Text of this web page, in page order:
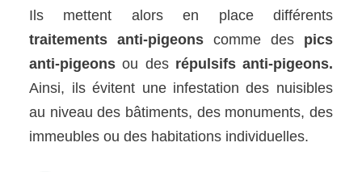
Ils mettent alors en place différents
traitements anti-pigeons comme des pics
anti-pigeons ou des répulsifs anti-pigeons.
Ainsi, ils évitent une infestation des nuisibles
au niveau des bâtiments, des monuments, des
immeubles ou des habitations individuelles.